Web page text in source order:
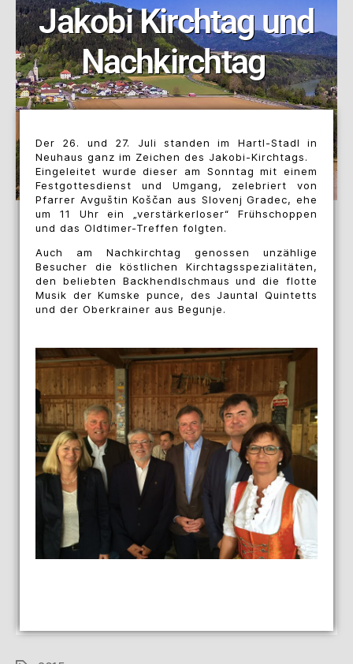
Jakobi Kirchtag und
Nachkirchtag
Der 26. und 27. Juli standen im Hartl-Stadl in
Neuhaus ganz im Zeichen des Jakobi-Kirchtags.
Eingeleitet wurde dieser am Sonntag mit einem
Festgottesdienst und Umgang, zelebriert von
Pfarrer Avguštin Koščan aus Slovenj Gradec, ehe
um 11 Uhr ein „verstärkerloser“ Frühschoppen
und das Oldtimer-Treffen folgten.
Auch am Nachkirchtag genossen unzählige
Besucher die köstlichen Kirchtagsspezialitäten,
den beliebten Backhendlschmaus und die flotte
Musik der Kumske punce, des Jauntal Quintetts
und der Oberkrainer aus Begunje.